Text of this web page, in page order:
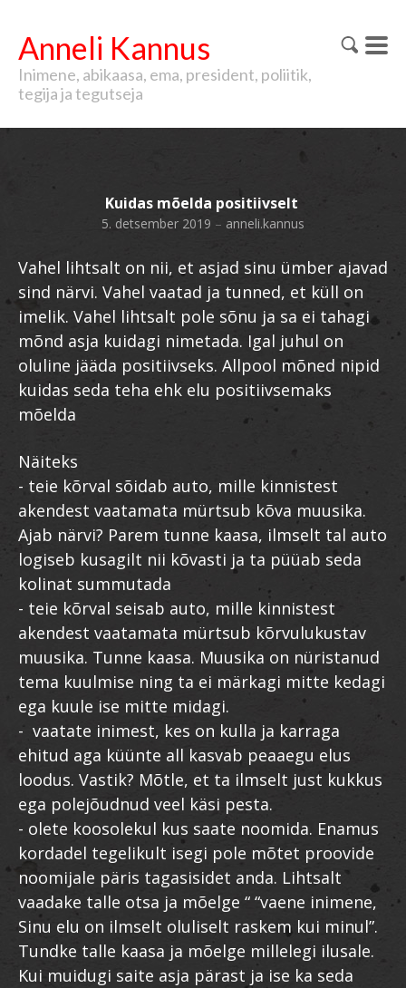
Anneli Kannus
Inimene, abikaasa, ema, president, poliitik,
tegija ja tegutseja
Kuidas mõelda positiivselt
5. detsember 2019 – anneli.kannus
Vahel lihtsalt on nii, et asjad sinu ümber ajavad
sind närvi. Vahel vaatad ja tunned, et küll on
imelik. Vahel lihtsalt pole sõnu ja sa ei tahagi
mõnd asja kuidagi nimetada. Igal juhul on
oluline jääda positiivseks. Allpool mõned nipid
kuidas seda teha ehk elu positiivsemaks
mõelda
Näiteks
- teie kõrval sõidab auto, mille kinnistest
akendest vaatamata mürtsub kõva muusika.
Ajab närvi? Parem tunne kaasa, ilmselt tal auto
logiseb kusagilt nii kõvasti ja ta püüab seda
kolinat summutada
- teie kõrval seisab auto, mille kinnistest
akendest vaatamata mürtsub kõrvulukustav
muusika. Tunne kaasa. Muusika on nüristanud
tema kuulmise ning ta ei märkagi mitte kedagi
ega kuule ise mitte midagi.
- vaatate inimest, kes on kulla ja karraga
ehitud aga küünte all kasvab peaaegu elus
loodus. Vastik? Mõtle, et ta ilmselt just kukkus
ega polejõudnud veel käsi pesta.
- olete koosolekul kus saate noomida. Enamus
kordadel tegelikult isegi pole mõtet proovide
noomijale päris tagasisidet anda. Lihtsalt
vaadake talle otsa ja mõelge “ “vaene inimene,
Sinu elu on ilmselt oluliselt raskem kui minul”.
Tundke talle kaasa ja mõelge millelegi ilusale.
Kui muidugi saite asja pärast ja ise ka seda